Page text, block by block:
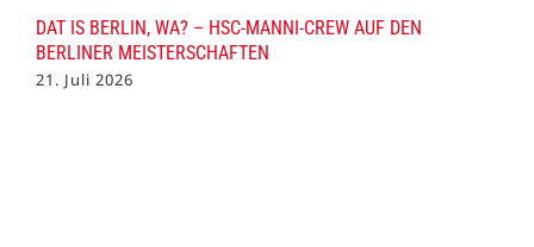
DAT IS BERLIN, WA? – HSC-MANNI-CREW AUF DEN
BERLINER MEISTERSCHAFTEN
21. Juli 2026